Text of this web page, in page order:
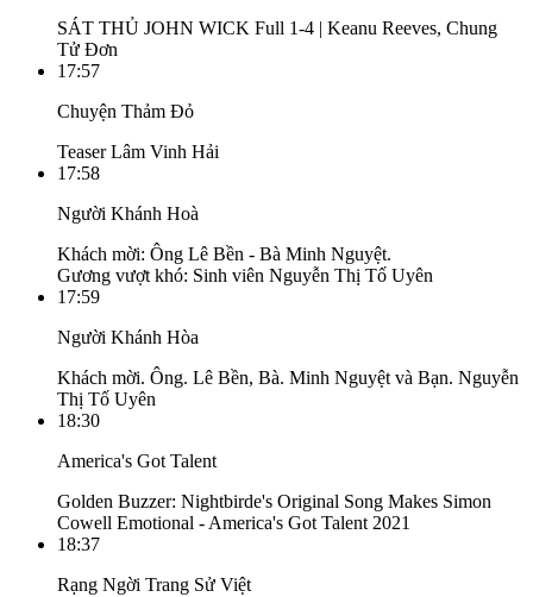
SÁT THỦ JOHN WICK Full 1-4 | Keanu Reeves, Chung
Tử Đơn
17:57
Chuyện Thảm Đỏ
Teaser Lâm Vinh Hải
17:58
Người Khánh Hoà
Khách mời: Ông Lê Bền - Bà Minh Nguyệt.
Gương vượt khó: Sinh viên Nguyễn Thị Tố Uyên
17:59
Người Khánh Hòa
Khách mời. Ông. Lê Bền, Bà. Minh Nguyệt và Bạn. Nguyễn
Thị Tố Uyên
18:30
America's Got Talent
Golden Buzzer: Nightbirde's Original Song Makes Simon
Cowell Emotional - America's Got Talent 2021
18:37
Rạng Ngời Trang Sử Việt